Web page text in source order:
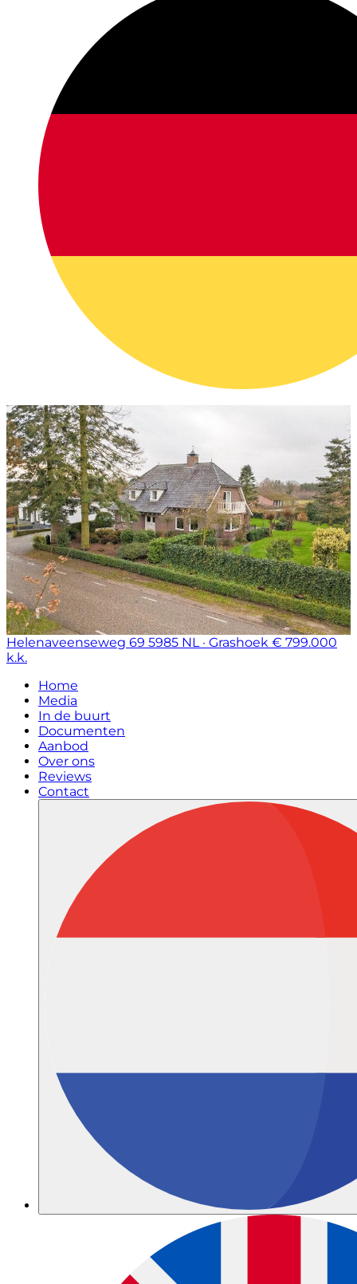
Helenaveenseweg 69 5985 NL · Grashoek € 799.000
k.k.
Home
Media
In de buurt
Documenten
Aanbod
Over ons
Reviews
Contact